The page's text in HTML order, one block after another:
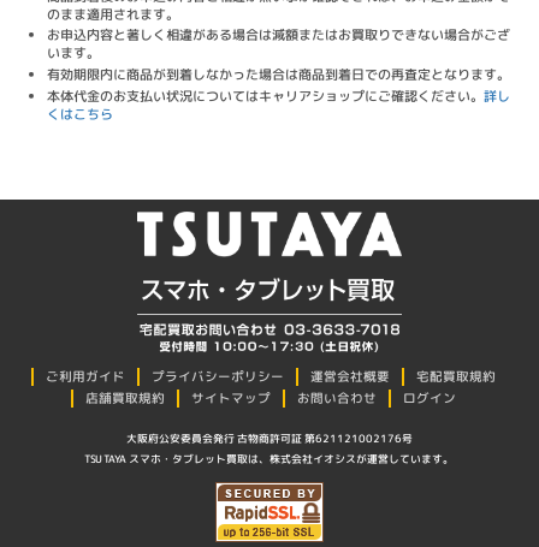
のまま適用されます。
お申込内容と著しく相違がある場合は減額またはお買取りできない場合がござ
います。
有効期限内に商品が到着しなかった場合は商品到着日での再査定となります。
本体代金のお支払い状況についてはキャリアショップにご確認ください。詳し
くはこちら
ご利用ガイド プライバシーポリシー 運営会社概要
宅配買取規約
店舗買取規約
サイトマップ お問い合わせ ログイン
大阪府公安委員会発行 古物商許可証 第621121002176号
TSUTAYA スマホ・タブレット買取は、株式会社イオシスが運営しています。